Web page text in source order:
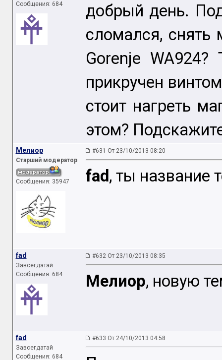
Сообщения: 684
добрый день.
сломался,
Gorenje
прикручен
стоит нагреть
этом?
Мелиор
Старший модератор
Сообщения: 35947
#631 От 23/10/2013 08:20
fad, ты название
fad
Завсегдатай
Сообщения: 684
#632 От 23/10/2013 08:35
Мелиор, новую
fad
Завсегдатай
Сообщения: 684
#633 От 24/10/2013 04:58